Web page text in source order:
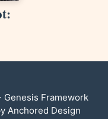
· Genesis Framework
Anchored Design